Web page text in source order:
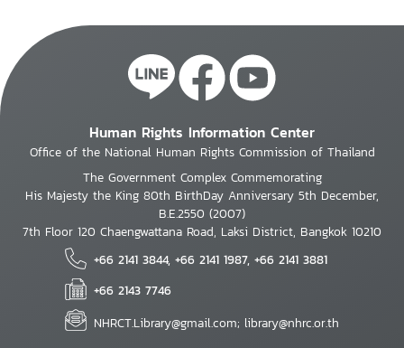
Human Rights Information Center
Office of the National Human Rights Commission of Thailand
The Government Complex Commemorating
His Majesty the King 80th BirthDay Anniversary 5th December,
B.E.2550 (2007)
7th Floor 120 Chaengwattana Road, Laksi District, Bangkok 10210
+66 2141 3844, +66 2141 1987, +66 2141 3881
+66 2143 7746
NHRCT.Library@gmail.com; library@nhrc.or.th